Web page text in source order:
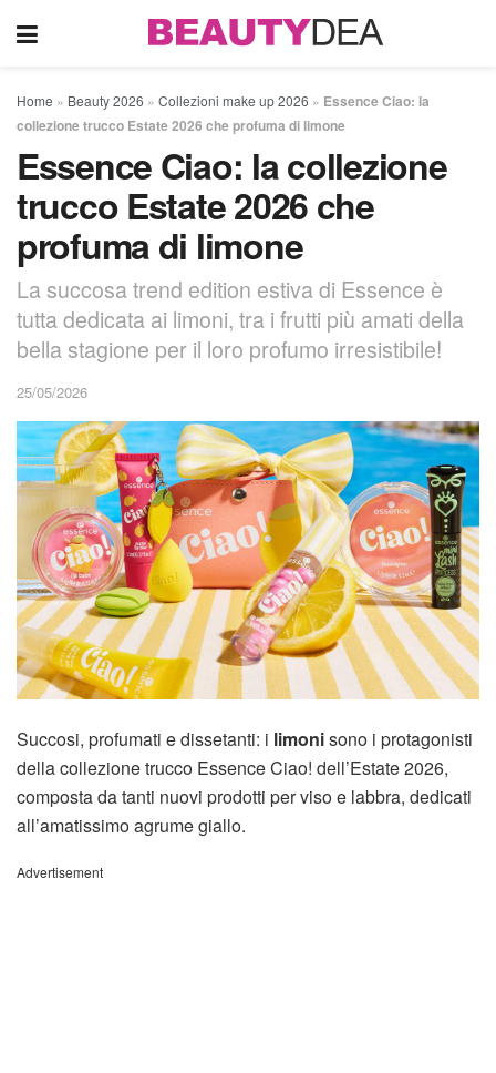
Home » Beauty 2026 » Collezioni make up 2026 » Essence Ciao: la
collezione trucco Estate 2026 che profuma di limone
Essence Ciao: la collezione
trucco Estate 2026 che
profuma di limone
La succosa trend edition estiva di Essence è
tutta dedicata ai limoni, tra i frutti più amati della
bella stagione per il loro profumo irresistibile!
25/05/2026
Succosi, profumati e dissetanti: i limonisono i protagonisti
della collezione trucco Essence Ciao! dell’Estate 2026,
composta da tanti nuovi prodotti per viso e labbra, dedicati
all’amatissimo agrume giallo.
Advertisement